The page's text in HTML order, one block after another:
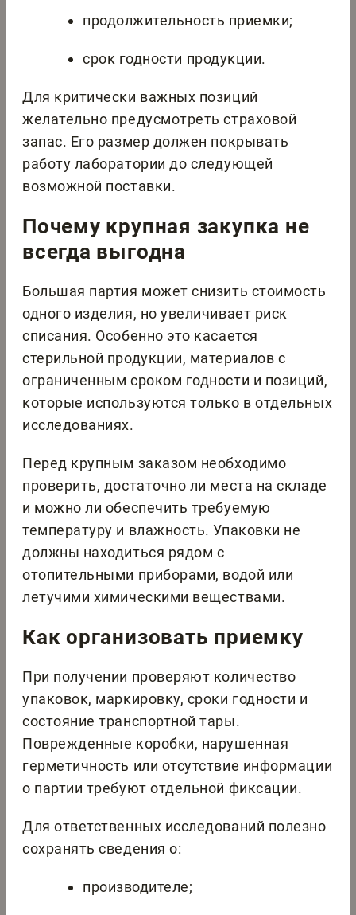
продолжительность приемки;
срок годности продукции.
Для критически важных позиций
желательно предусмотреть страховой
запас. Его размер должен покрывать
работу лаборатории до следующей
возможной поставки.
Почему крупная закупка не
всегда выгодна
Большая партия может снизить стоимость
одного изделия, но увеличивает риск
списания. Особенно это касается
стерильной продукции, материалов с
ограниченным сроком годности и позиций,
которые используются только в отдельных
исследованиях.
Перед крупным заказом необходимо
проверить, достаточно ли места на складе
и можно ли обеспечить требуемую
температуру и влажность. Упаковки не
должны находиться рядом с
отопительными приборами, водой или
летучими химическими веществами.
Как организовать приемку
При получении проверяют количество
упаковок, маркировку, сроки годности и
состояние транспортной тары.
Поврежденные коробки, нарушенная
герметичность или отсутствие информации
о партии требуют отдельной фиксации.
Для ответственных исследований полезно
сохранять сведения о:
производителе;